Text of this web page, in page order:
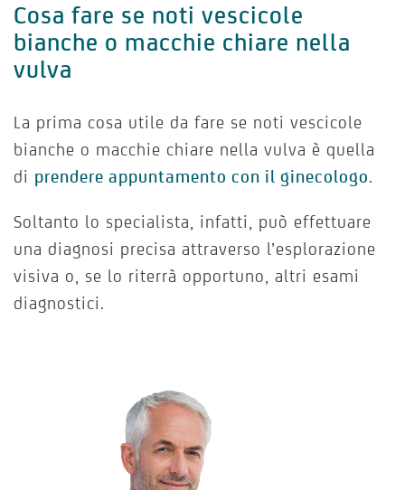
Cosa fare se noti vescicole
bianche o macchie chiare nella
vulva
La prima cosa utile da fare se noti vescicole
bianche o macchie chiare nella vulva è quella
di prendere appuntamento con il ginecologo.
Soltanto lo specialista, infatti, può effettuare
una diagnosi precisa attraverso l’esplorazione
visiva o, se lo riterrà opportuno, altri esami
diagnostici.